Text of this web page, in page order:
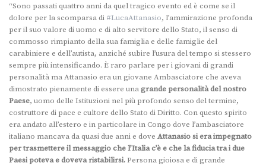
“Sono passati quattro anni da quel tragico evento ed è come se il
dolore per la scomparsa di #LucaAttanasio, l’ammirazione profonda
per il suo valore di uomo e di alto servitore dello Stato, il senso di
commosso rimpianto della sua famiglia e delle famiglie del
carabiniere e dell’autista, anziché subire l’usura del tempo si stessero
sempre più intensificando. È raro parlare per i giovani di grandi
personalità ma Attanasio era un giovane Ambasciatore che aveva
dimostrato pienamente di essere una grande personalità del nostro
Paese, uomo delle Istituzioni nel più profondo senso del termine,
costruttore di pace e cultore dello Stato di Diritto. Con questo spirito
era andato all’estero e in particolare in Congo dove l’ambasciatore
italiano mancava da quasi due anni e dove Attanasio si era impegnato
per trasmettere il messaggio che l’Italia c’è e che la fiducia tra i due
Paesi poteva e doveva ristabilirsi.Persona gioiosa e di grande